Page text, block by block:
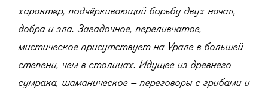
характер, подчёркивающий борьбу двух начал,
добра и зла. Загадочное, переливчатое,
мистическое присутствует на Урале в большей
степени, чем в столицах. Идущее из древнего
сумрака, шаманическое – переговоры с грибами и